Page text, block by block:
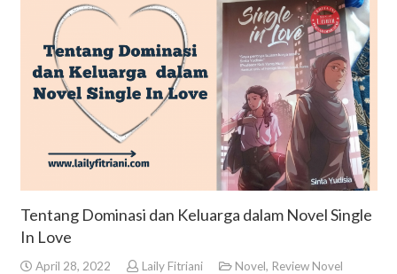
Tentang Dominasi dan Keluarga dalam Novel Single
In Love
April 28, 2022 Laily Fitriani Novel, Review Novel